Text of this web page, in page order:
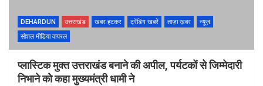
DEHARDUN उत्तराखंड खबर हटकर ट्रेंडिंग खबरें ताज़ा ख़बर
न्यूज़
सोशल मीडिया वायरल
प्लास्टिक मुक्त उत्तराखंड बनाने की अपील, पर्यटकों से जिम्मेदारी
निभाने को कहा मुख्यमंत्री धामी ने